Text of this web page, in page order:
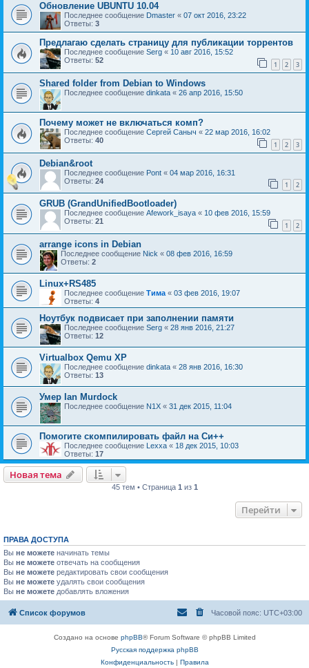
Обновление UBUNTU 10.04
Последнее сообщение Dmaster « 07 окт 2016, 23:22
Ответы: 3
Предлагаю сделать страницу для публикации торрентов
Последнее сообщение Serg « 10 авг 2016, 15:52
Ответы: 52 1 2 3
Shared folder from Debian to Windows
Последнее сообщение dinkata « 26 апр 2016, 15:50
Почему может не включаться комп?
Последнее сообщение Сергей Саныч « 22 мар 2016, 16:02
Ответы: 40 1 2 3
Debian&root
Последнее сообщение Pont « 04 мар 2016, 16:31
Ответы: 24 1 2
GRUB (GrandUnifiedBootloader)
Последнее сообщение Afework_isaya « 10 фев 2016, 15:59
Ответы: 21 1 2
arrange icons in Debian
Последнее сообщение Nick « 08 фев 2016, 16:59
Ответы: 2
Linux+RS485
Последнее сообщение Тима « 03 фев 2016, 19:07
Ответы: 4
Ноутбук подвисает при заполнении памяти
Последнее сообщение Serg « 28 янв 2016, 21:27
Ответы: 12
Virtualbox Qemu XP
Последнее сообщение dinkata « 28 янв 2016, 16:30
Ответы: 13
Умер Ian Murdock
Последнее сообщение N1X « 31 дек 2015, 11:04
Помогите скомпилировать файл на Си++
Последнее сообщение Lexxa « 18 дек 2015, 10:03
Ответы: 17
Новая тема
45 тем • Страница 1 из 1
Перейти
ПРАВА ДОСТУПА
Вы не можете начинать темы
Вы не можете отвечать на сообщения
Вы не можете редактировать свои сообщения
Вы не можете удалять свои сообщения
Вы не можете добавлять вложения
Список форумов Часовой пояс: UTC+03:00
Создано на основе phpBB® Forum Software © phpBB Limited
Русская поддержка phpBB
Конфиденциальность| Правила